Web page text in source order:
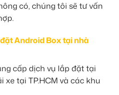
có, chúng tôi sẽ tư vấn
Android Box tại nhà
cấp dịch vụ lắp đặt tại
xe tại TP.HCM và các khu